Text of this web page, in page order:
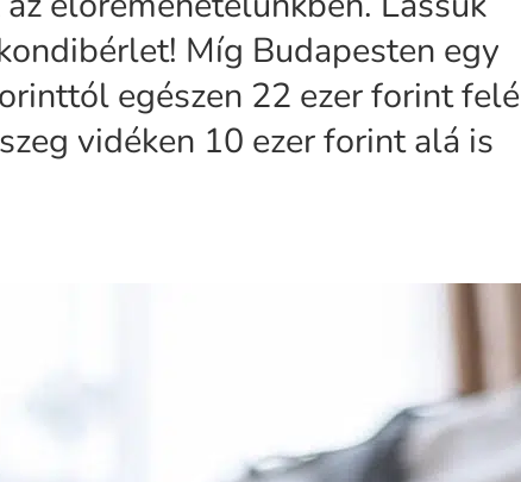
Míg Budapesten egy
egészen 22 ezer forint felé
vidéken 10 ezer forint alá is